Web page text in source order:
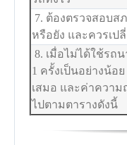
7. ต้องตรวจสอบ
หรือยัง และควรเป
8. เมื่อไม่ได้ใช้รถ
1 ครั้งเป็นอย่างน้อ
เสมอ และค่าความ
ไปตามตารางดังนี้